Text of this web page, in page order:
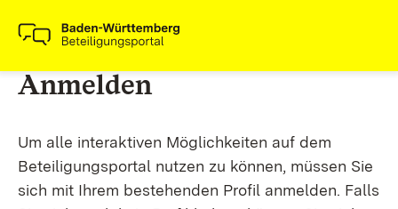
Anmelden
Um alle interaktiven Möglichkeiten auf dem
Beteiligungsportal nutzen zu können, müssen Sie
sich mit Ihrem bestehenden Profil anmelden. Falls